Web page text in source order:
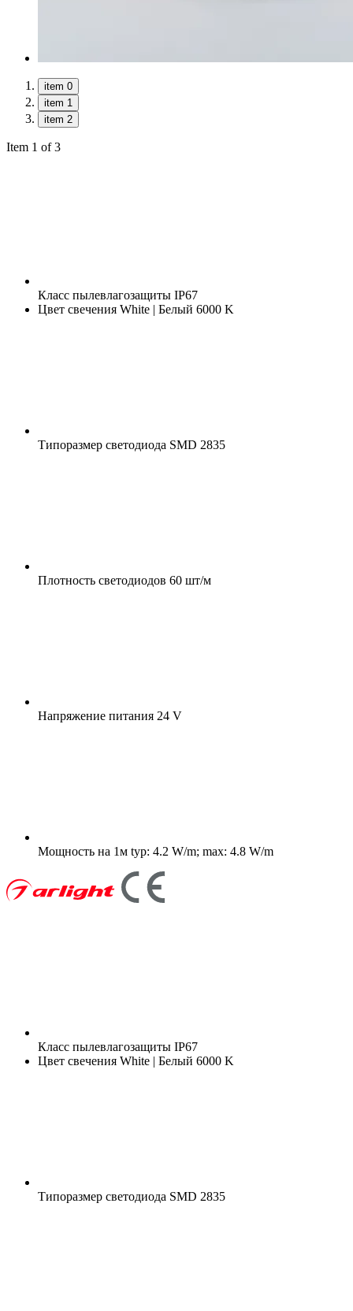
item 0
item 1
item 2
Item 1 of 3
Класс пылевлагозащиты IP67
Цвет свечения White | Белый 6000 K
Типоразмер светодиода SMD 2835
Плотность светодиодов 60 шт/м
Напряжение питания 24 V
Мощность на 1м typ: 4.2 W/m; max: 4.8 W/m
Класс пылевлагозащиты IP67
Цвет свечения White | Белый 6000 K
Типоразмер светодиода SMD 2835